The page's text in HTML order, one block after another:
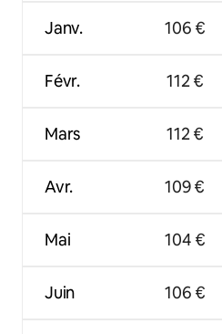
Janv.
Févr.
Mars
Avr.
Mai
Juin
106 €
112 €
112 €
109 €
104 €
106 €